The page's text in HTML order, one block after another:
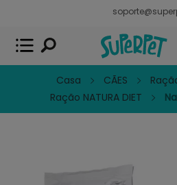
Casa CÃES
Ração NATURA DIET
Superpet, comida para
APP GRATIS - En Google Play